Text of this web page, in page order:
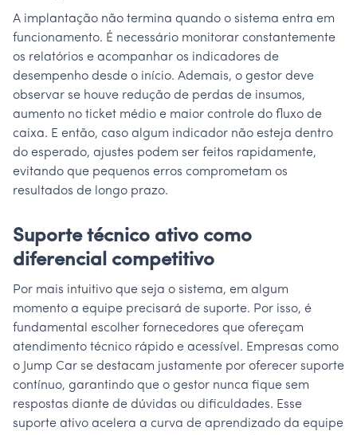
A implantação não termina quando o sistema entra em
funcionamento. É necessário monitorar constantemente
os relatórios e acompanhar os indicadores de
desempenho desde o início. Ademais, o gestor deve
observar se houve redução de perdas de insumos,
aumento no ticket médio e maior controle do fluxo de
caixa. E então, caso algum indicador não esteja dentro
do esperado, ajustes podem ser feitos rapidamente,
evitando que pequenos erros comprometam os
resultados de longo prazo.
Suporte técnico ativo como
diferencial competitivo
Por mais intuitivo que seja o sistema, em algum
momento a equipe precisará de suporte. Por isso, é
fundamental escolher fornecedores que ofereçam
atendimento técnico rápido e acessível. Empresas como
o Jump Car se destacam justamente por oferecer suporte
contínuo, garantindo que o gestor nunca fique sem
respostas diante de dúvidas ou dificuldades. Esse
suporte ativo acelera a curva de aprendizado da equipe